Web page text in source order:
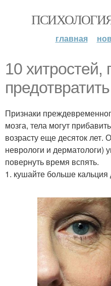
главная
10
Признаки
мозга, тела могут
возрасту еще десяток лет.
неврологи и дерматологи)
повернуть время вспять.
1. кушайте больше кальция